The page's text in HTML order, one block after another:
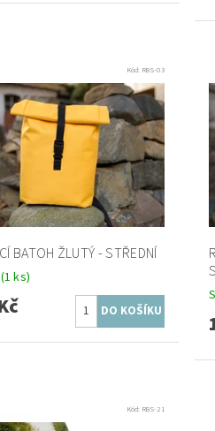
Kód:RBS-03
BATOH ŽLUTÝ - STŘEDNÍ
(1 ks)
Kód:RBS-21